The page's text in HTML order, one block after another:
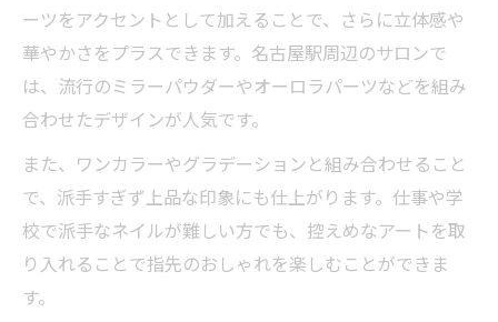
ーツをアクセントとして加えることで、さらに立体感や
華やかさをプラスできます。名古屋駅周辺のサロンで
は、流行のミラーパウダーやオーロラパーツなどを組み
合わせたデザインが人気です。
また、ワンカラーやグラデーションと組み合わせること
で、派手すぎず上品な印象にも仕上がります。仕事や学
校で派手なネイルが難しい方でも、控えめなアートを取
り入れることで指先のおしゃれを楽しむことができま
す。